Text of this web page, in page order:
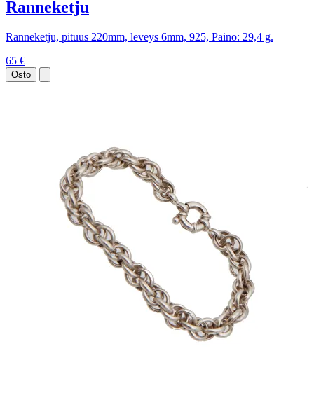
Ranneketju
Ranneketju, pituus 220mm, leveys 6mm, 925, Paino: 29,4 g.
65 €
Osto